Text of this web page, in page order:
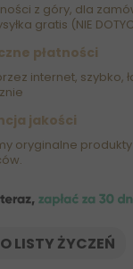
z góry, dla
gratis (NIE
płatności
internet, szybko,
jakości
oryginalne
LISTY ŻYCZEŃ